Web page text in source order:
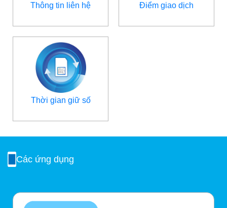
Thông tin liên hệ Điểm giao dịch
Thời gian giữ số
Các ứng dụng